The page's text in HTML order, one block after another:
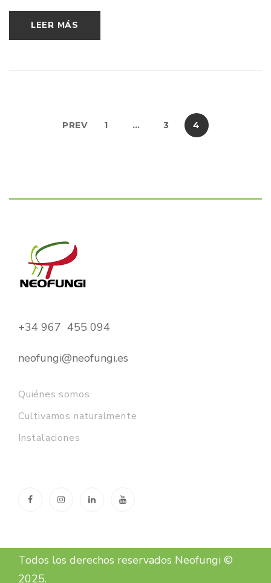
LEER MÁS
PREV 1 … 3 4
+34 967 455 094
neofungi@neofungi.es
Quiénes somos
Cultivamos naturalmente
Instalaciones
Todos los derechos reservados Neofungi ©
2025.